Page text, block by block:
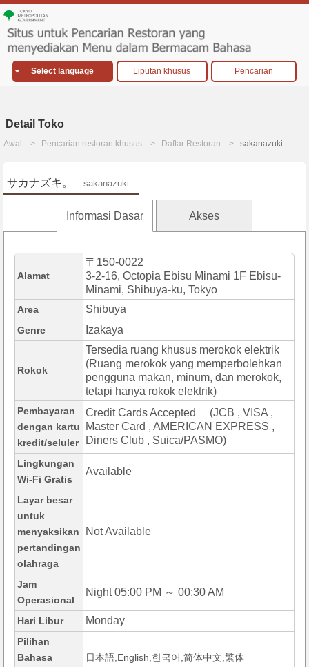
Select language Liputan khusus Pencarian
Detail Toko
Awal Pencarian restoran khusus Daftar Restoran sakanazuki
サカナズキ。 sakanazuki
Informasi Dasar Akses
Alamat
〒150-0022
3-2-16, Octopia Ebisu Minami 1F Ebisu-
Minami, Shibuya-ku, Tokyo
Area Shibuya
Genre Izakaya
Rokok
Tersedia ruang khusus merokok elektrik
(Ruang merokok yang memperbolehkan
pengguna makan, minum, dan merokok,
tetapi hanya rokok elektrik)
Pembayaran
dengan kartu
kredit/seluler
Credit Cards Accepted (JCB , VISA ,
Master Card , AMERICAN EXPRESS ,
Diners Club , Suica/PASMO)
Lingkungan
Wi-Fi Gratis
Available
Layar besar
untuk
menyaksikan
pertandingan
olahraga
Not Available
Jam
Operasional
Night 05:00 PM ～ 00:30 AM
Hari Libur Monday
Pilihan
Bahasa
日本語,English,한국어,简体中文,繁体